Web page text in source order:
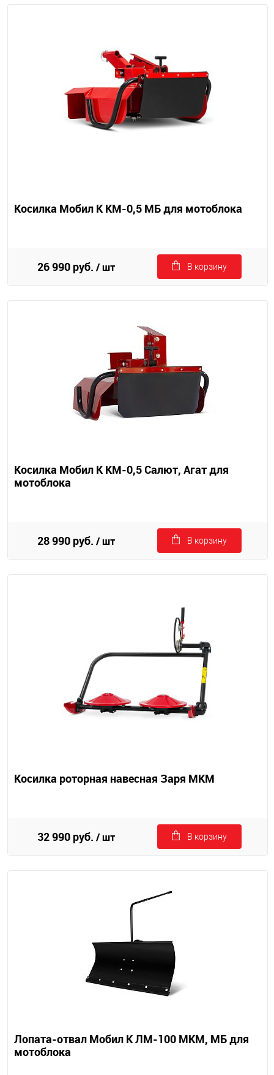
Косилка Мобил К КМ-0,5 МБ для мотоблока
26 990 руб. / шт В корзину
Косилка Мобил К КМ-0,5 Салют, Агат для
мотоблока
28 990 руб. / шт В корзину
Косилка роторная навесная Заря МКМ
32 990 руб. / шт В корзину
Лопата-отвал Мобил К ЛМ-100 МКМ, МБ для
мотоблока